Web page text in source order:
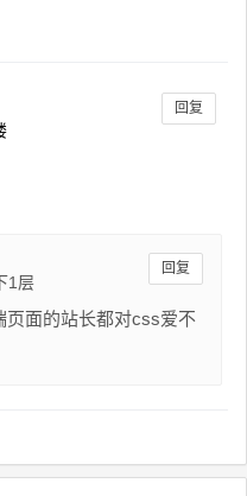
回复
1层
回复
页面的站长都对css爱不